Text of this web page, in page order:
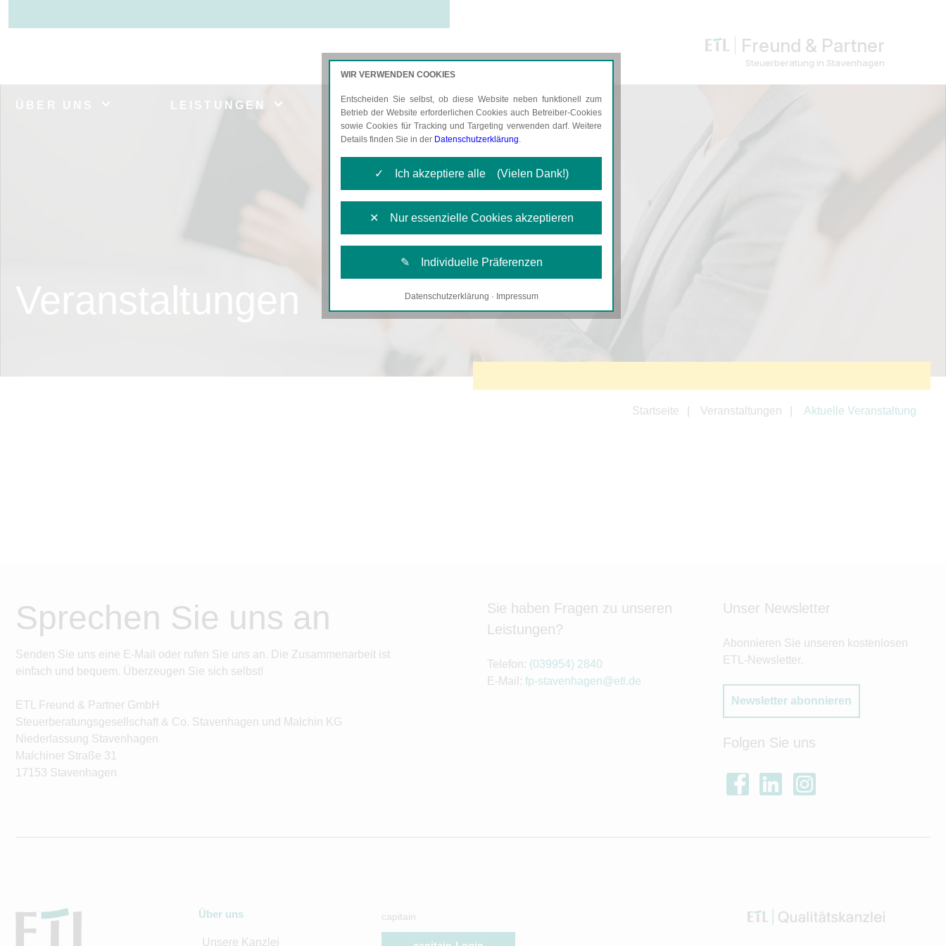
Freund & Partner
Steuerberatung in Stavenhagen
LEISTUNGEN AKTUELLES KARRIERE
Startseite Veranstaltungen Aktuelle Veranstaltung
Sprechen Sie uns an
Senden Sie uns eine E-Mail oder rufen Sie uns an. Die Zusammenarbeit ist
einfach und bequem. Überzeugen Sie sich selbst!
ETL Freund & Partner GmbH
Steuerberatungsgesellschaft & Co. Stavenhagen und Malchin KG
Niederlassung Stavenhagen
Malchiner Straße 31
17153 Stavenhagen
Sie haben Fragen zu unseren
Leistungen?
Telefon: (039954) 2840
E-Mail: fp-stavenhagen@etl.de
Unser Newsletter
Abonnieren Sie unseren kostenlosen
ETL-Newsletter.
Newsletter abonnieren
Folgen Sie uns
Über uns
Unsere Kanzlei
capitain
WIR VERWENDEN COOKIES
Entscheiden Sie selbst, ob diese Website neben funktionell zum
Betrieb der Website erforderlichen Cookies auch Betreiber-Cookies
sowie Cookies für Tracking und Targeting verwenden darf. Weitere
Details finden Sie in der Datenschutzerklärung.
✓ Ich akzeptiere alle (Vielen Dank!)
✕ Nur essenzielle Cookies akzeptieren
✎ Individuelle Präferenzen
Notwendige Cookies
Datenschutzerklärung · Impressum